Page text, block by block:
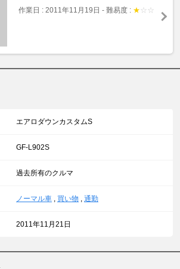
作業日 : 2011年11月19日 - 難易度 : ★ ☆ ☆
エアロダウンカスタムS
GF-L902S
過去所有のクルマ
ノーマル車 買い物 通勤
2011年11月21日